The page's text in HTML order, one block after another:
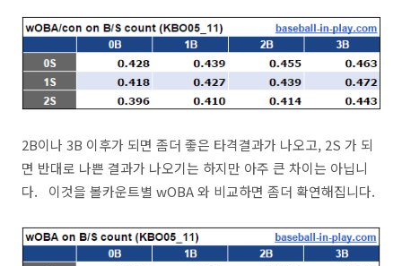
2B이나 3B 이후가 되면 좀더 좋은 타격결과가 나오고, 2S 가 되
면 반대로 나쁜 결과가 나오기는 하지만 아주 큰 차이는 아닙니
다. 이것을 볼카운트별 wOBA 와 비교하면 좀더 확연해집니다.